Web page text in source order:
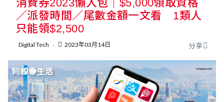
消費券2023懶人包｜$5,000領取資格
／派發時間／尾數金額一文看 1類人
只能領$2,500
Digital Tech 2023年03月14日 分享